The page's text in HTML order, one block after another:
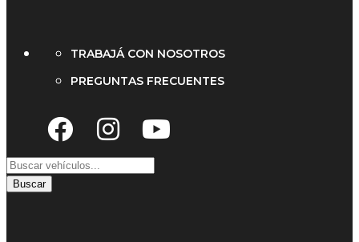
TRABAJÁ CON NOSOTROS
PREGUNTAS FRECUENTES
Buscar